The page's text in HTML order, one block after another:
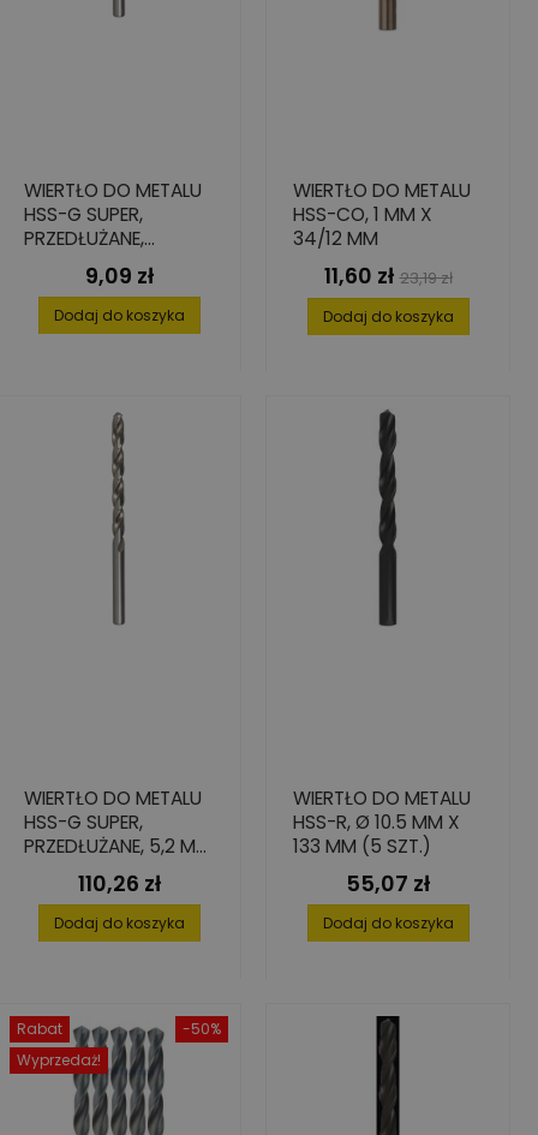
WIERTŁO DO METALU
HSS-G SUPER,
PRZEDŁUŻANE,
4,2X78/119
Cena
9,09 zł
Dodaj do koszyka
WIERTŁO DO METALU
HSS-CO, 1 MM X
34/12 MM
Cena
11,60 zł Cena
podstawowa
23,19 zł
Dodaj do koszyka
WIERTŁO DO METALU
HSS-G SUPER,
PRZEDŁUŻANE, 5,2 MM
(10 SZT.)Cena
110,26 zł
Dodaj do koszyka
WIERTŁO DO METALU
HSS-R, Ø 10.5 MM X
133 MM (5 SZT.)
Cena
55,07 zł
Dodaj do koszyka
-50%
Rabat
Wyprzedaż!